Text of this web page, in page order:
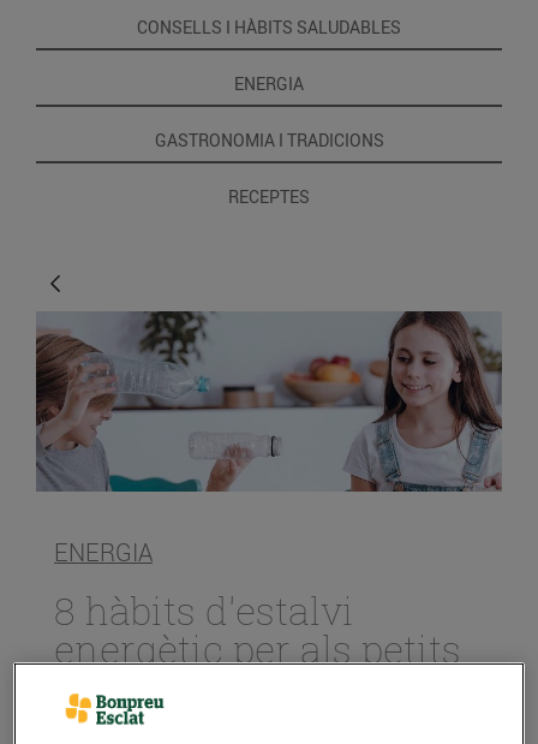
CONSELLS I HÀBITS SALUDABLES
ENERGIA
GASTRONOMIA I TRADICIONS
RECEPTES
ENERGIA
8 hàbits d'estalvi
energètic per als petits
de la casa
23/d’abril/2021